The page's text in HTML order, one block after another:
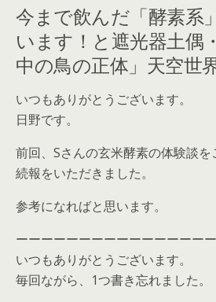
今まで飲んだ「酵素系
います！と遮光器土偶
中の鳥の正体」天空世界
いつもありがとうございます。
日野です。
前回、Sさんの玄米酵素の体験談を
続報をいただきました。
参考になればと思います。
ーーーーーーーーーーーーーーー
いつもありがとうございます。
毎回ながら、1つ書き忘れました。